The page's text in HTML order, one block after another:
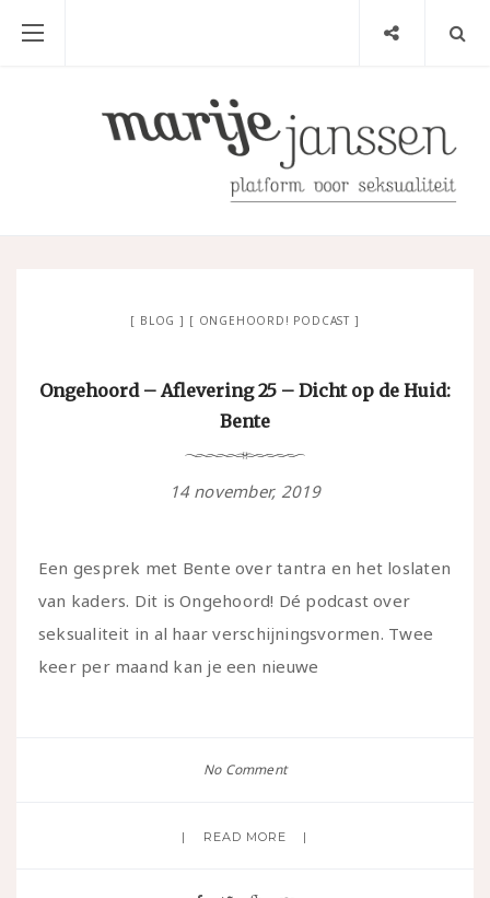
BLOG ONGEHOORD! PODCAST
Ongehoord – Aflevering 25 – Dicht op de Huid:
Bente
14 november, 2019
Een gesprek met Bente over tantra en het loslaten
van kaders. Dit is Ongehoord! Dé podcast over
seksualiteit in al haar verschijningsvormen. Twee
keer per maand kan je een nieuwe
No Comment
READ MORE